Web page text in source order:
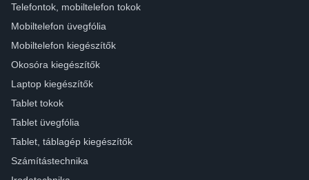
Telefontok, mobiltelefon tokok
Mobiltelefon üvegfólia
Mobiltelefon kiegészítők
Okosóra kiegészítők
Laptop kiegészítők
Tablet tokok
Tablet üvegfólia
Tablet, táblagép kiegészítők
Számítástechnika